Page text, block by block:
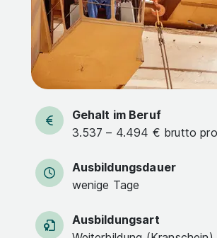
Gehalt im Beruf
3.537 – 4.494 € brutto
Ausbildungsdauer
wenige Tage
Ausbildungsart